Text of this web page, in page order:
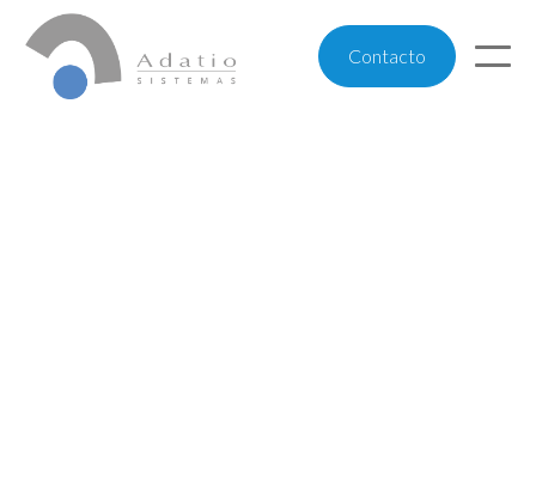
Contacto